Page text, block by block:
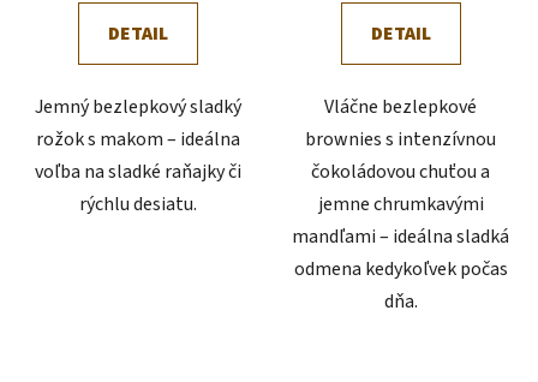
DETAIL
Jemný bezlepkový sladký
rožok s makom – ideálna
voľba na sladké raňajky či
rýchlu desiatu.
DETAIL
Vláčne bezlepkové
brownies s intenzívnou
čokoládovou chuťou a
jemne chrumkavými
mandľami – ideálna sladká
odmena kedykoľvek počas
dňa.